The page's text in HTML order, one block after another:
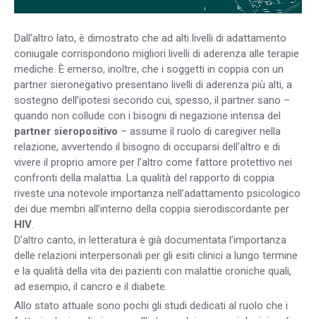
Dall’altro lato, è dimostrato che ad alti livelli di adattamento
coniugale corrispondono migliori livelli di aderenza alle terapie
mediche. È emerso, inoltre, che i soggetti in coppia con un
partner sieronegativo presentano livelli di aderenza più alti, a
sostegno dell’ipotesi secondo cui, spesso, il partner sano –
quando non collude con i bisogni di negazione intensa del
partner sieropositivo – assume il ruolo di caregiver nella
relazione, avvertendo il bisogno di occuparsi dell’altro e di
vivere il proprio amore per l’altro come fattore protettivo nei
confronti della malattia. La qualità del rapporto di coppia
riveste una notevole importanza nell’adattamento psicologico
dei due membri all’interno della coppia sierodiscordante per
HIV.
D’altro canto, in letteratura è già documentata l’importanza
delle relazioni interpersonali per gli esiti clinici a lungo termine
e la qualità della vita dei pazienti con malattie croniche quali,
ad esempio, il cancro e il diabete.
Allo stato attuale sono pochi gli studi dedicati al ruolo che i